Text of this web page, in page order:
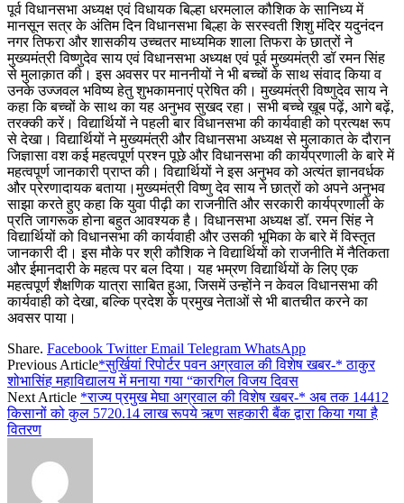
पूर्व विधानसभा अध्यक्ष एवं विधायक बिल्हा धरमलाल कौशिक के सानिध्य में
मानसून सत्र के अंतिम दिन विधानसभा बिल्हा के सरस्वती शिशु मंदिर यदुनंदन
नगर तिफरा और शासकीय उच्चतर माध्यमिक शाला तिफरा के छात्रों ने
मुख्यमंत्री विष्णुदेव साय एवं विधानसभा अध्यक्ष एवं पूर्व मुख्यमंत्री डॉ रमन सिंह
से मुलाक़ात की। इस अवसर पर माननीयों ने भी बच्चों के साथ संवाद किया व
उनके उज्जवल भविष्य हेतु शुभकामनाएं प्रेषित की। मुख्यमंत्री विष्णुदेव साय ने
कहा कि बच्चों के साथ का यह अनुभव सुखद रहा। सभी बच्चे ख़ूब पढ़ें, आगे बढ़ें,
तरक्की करें। विद्यार्थियों ने पहली बार विधानसभा की कार्यवाही को प्रत्यक्ष रूप
से देखा। विद्यार्थियों ने मुख्यमंत्री और विधानसभा अध्यक्ष से मुलाकात के दौरान
जिज्ञासा वश कई महत्वपूर्ण प्रश्न पूछे और विधानसभा की कार्यप्रणाली के बारे में
महत्वपूर्ण जानकारी प्राप्त की। विद्यार्थियों ने इस अनुभव को अत्यंत ज्ञानवर्धक
और प्रेरणादायक बताया।मुख्यमंत्री विष्णु देव साय ने छात्रों को अपने अनुभव
साझा करते हुए कहा कि युवा पीढ़ी का राजनीति और सरकारी कार्यप्रणाली के
प्रति जागरूक होना बहुत आवश्यक है। विधानसभा अध्यक्ष डॉ. रमन सिंह ने
विद्यार्थियों को विधानसभा की कार्यवाही और उसकी भूमिका के बारे में विस्तृत
जानकारी दी। इस मौके पर श्री कौशिक ने विद्यार्थियों को राजनीति में नैतिकता
और ईमानदारी के महत्व पर बल दिया। यह भम्रण विद्यार्थियों के लिए एक
महत्वपूर्ण शैक्षणिक यात्रा साबित हुआ, जिसमें उन्होंने न केवल विधानसभा की
कार्यवाही को देखा, बल्कि प्रदेश के प्रमुख नेताओं से भी बातचीत करने का
अवसर पाया।
Share. Facebook Twitter Email Telegram WhatsApp
Previous Article*सुर्खियां रिपोर्टर पवन अग्रवाल की विशेष खबर-* ठाकुर
शोभासिंह महाविद्यालय में मनाया गया “कारगिल विजय दिवस
Next Article *राज्य प्रमुख मेघा अग्रवाल की विशेष खबर-* अब तक 14412
किसानों को कुल 5720.14 लाख रूपये ऋण सहकारी बैंक द्वारा किया गया है
वितरण